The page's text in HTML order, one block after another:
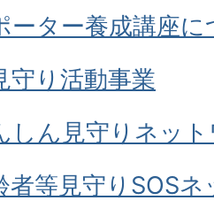
ーター養成講座に
守り活動事業
しん見守りネッ
者等見守りSOS